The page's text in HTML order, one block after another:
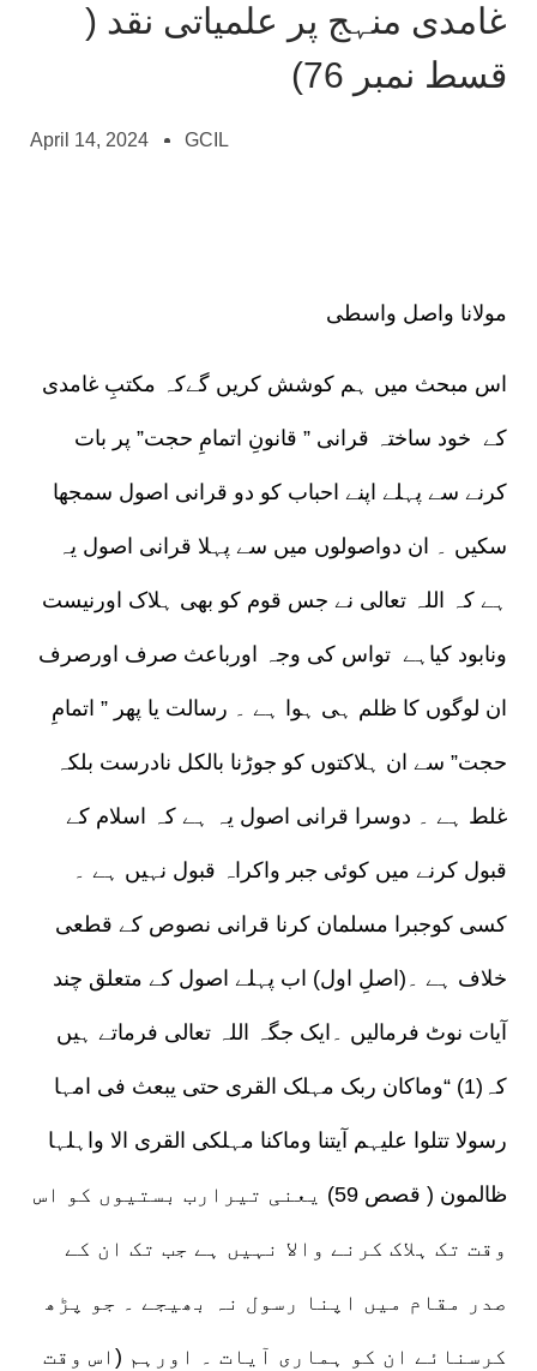
غامدی منہج پر علمیاتی نقد (
قسط نمبر 76)
April 14, 2024 GCIL
مولانا واصل واسطی
اس مبحث میں ہم کوشش کریں گےکہ مکتبِ غامدی
کے خود ساختہ قرانی ” قانونِ اتمامِ حجت” پر بات
کرنے سے پہلے اپنے احباب کو دو قرانی اصول سمجھا
سکیں ۔ ان دواصولوں میں سے پہلا قرانی اصول یہ
ہے کہ اللہ تعالی نے جس قوم کو بھی ہلاک اورنیست
ونابود کیاہے تواس کی وجہ اورباعث صرف اورصرف
ان لوگوں کا ظلم ہی ہوا ہے ۔ رسالت یا پھر ” اتمامِ
حجت” سے ان ہلاکتوں کو جوڑنا بالکل نادرست بلکہ
غلط ہے ۔ دوسرا قرانی اصول یہ ہے کہ اسلام کے
قبول کرنے میں کوئی جبر واکراہ قبول نہیں ہے ۔
کسی کوجبرا مسلمان کرنا قرانی نصوص کے قطعی
خلاف ہے ۔(اصلِ اول) اب پہلے اصول کے متعلق چند
آیات نوٹ فرمالیں ۔ایک جگہ اللہ تعالی فرماتے ہیں
کہ(1) “وماکان ربک مہلک القری حتی یبعث فی امہا
رسولا تتلوا علیہم آیتنا وماکنا مہلکی القری الا واہلہا
ظالمون ( قصص 59) یعنی تیرارب بستیوں کو اس
وقت تک ہلاک کرنے والا نہیں ہے جب تک ان کے
صدر مقام میں اپنا رسول نہ بھیجے ۔ جو پڑھ
کرسنائے ان کو ہماری آیات ۔ اورہم (اس وقت